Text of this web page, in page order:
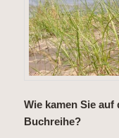
Wie kamen Sie
Buchreihe?